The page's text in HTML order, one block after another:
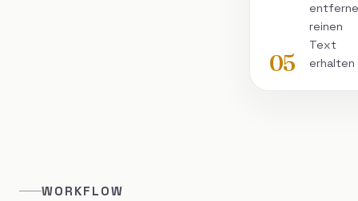
05
reinen
Text
erhalten
WORKFLOW